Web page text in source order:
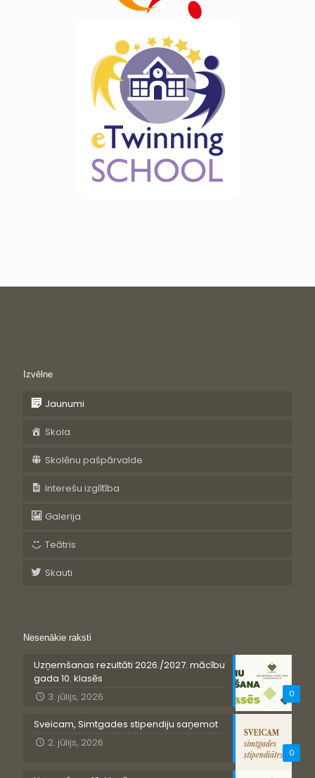
Izvēlne
Jaunumi
Skola
Skolēnu pašpārvalde
Interešu izglītība
Galerija
Teātris
Skauti
Nesenākie raksti
0
Uzņemšanas rezultāti 2026./2027. mācību
gada 10. klasēs
3. jūlijs, 2026
0
Sveicam, Simtgades stipendiju saņemot
2. jūlijs, 2026